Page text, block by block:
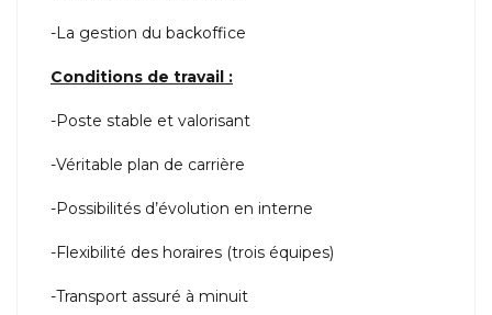
-La gestion du backoffice
Conditions de travail :
-Poste stable et valorisant
-Véritable plan de carrière
-Possibilités d’évolution en interne
-Flexibilité des horaires (trois équipes)
-Transport assuré à minuit